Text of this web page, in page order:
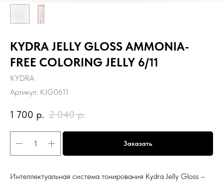
KYDRA JELLY GLOSS AMMONIA-
FREE COLORING JELLY 6/11
KYDRA
Артикул: KJG0611
1 700 р. 2 040 р.
Заказать
Интеллектуальная система тонирования Kydra Jelly Gloss –